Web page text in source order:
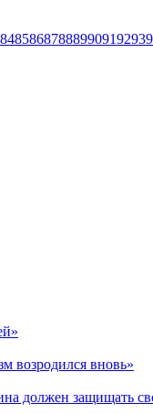
84858687888990919293
возродился вновь»
должен защищать